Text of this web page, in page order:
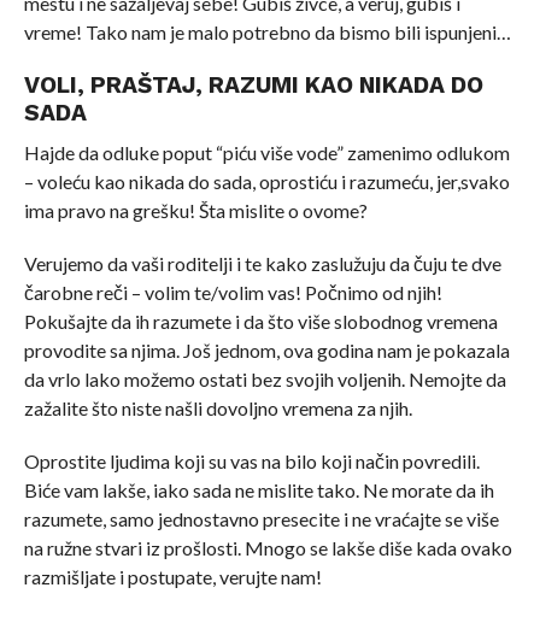
vreme! Tako nam je malo potrebno da bismo bili ispunjeni…
VOLI, PRAŠTAJ, RAZUMI KAO NIKADA DO
SADA
Hajde da odluke poput “piću više vode” zamenimo odlukom
– voleću kao nikada do sada, oprostiću i razumeću, jer,svako
ima pravo na grešku! Šta mislite o ovome?
Verujemo da vaši roditelji i te kako zaslužuju da čuju te dve
čarobne reči – volim te/volim vas! Počnimo od njih!
Pokušajte da ih razumete i da što više slobodnog vremena
provodite sa njima. Još jednom, ova godina nam je pokazala
da vrlo lako možemo ostati bez svojih voljenih. Nemojte da
zažalite što niste našli dovoljno vremena za njih.
Oprostite ljudima koji su vas na bilo koji način povredili.
Biće vam lakše, iako sada ne mislite tako. Ne morate da ih
razumete, samo jednostavno presecite i ne vraćajte se više
na ružne stvari iz prošlosti. Mnogo se lakše diše kada ovako
razmišljate i postupate, verujte nam!